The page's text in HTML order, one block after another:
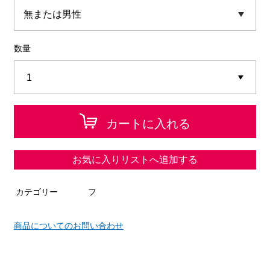
数量
カートに入れる
お気に入りリストへ追加する
カテゴリー フ
商品についてのお問い合わせ